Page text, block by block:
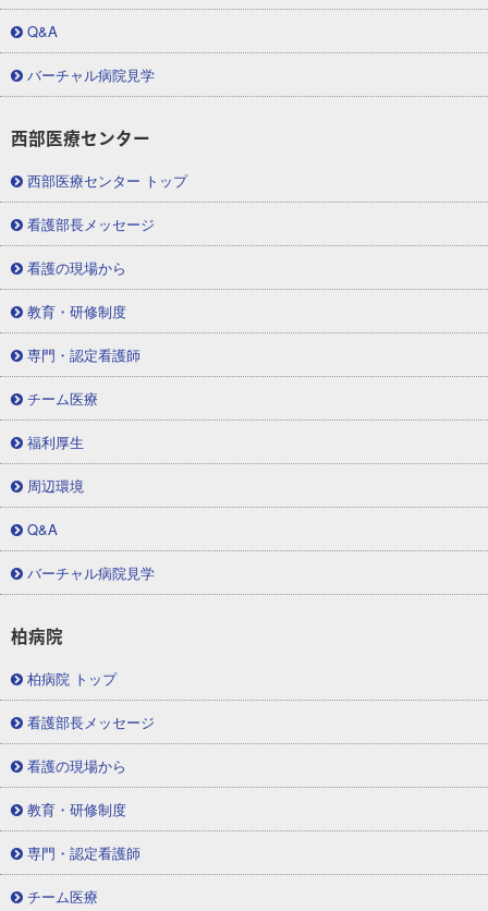
Q&A
バーチャル病院見学
西部医療センター
西部医療センター トップ
看護部長メッセージ
看護の現場から
教育・研修制度
専門・認定看護師
チーム医療
福利厚生
周辺環境
Q&A
バーチャル病院見学
柏病院
柏病院 トップ
看護部長メッセージ
看護の現場から
教育・研修制度
専門・認定看護師
チーム医療